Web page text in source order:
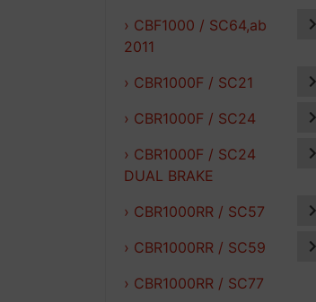
› CBF1000 / SC64,ab
2011
› CBR1000F / SC21
› CBR1000F / SC24
› CBR1000F / SC24
DUAL BRAKE
› CBR1000RR / SC57
› CBR1000RR / SC59
› CBR1000RR / SC77